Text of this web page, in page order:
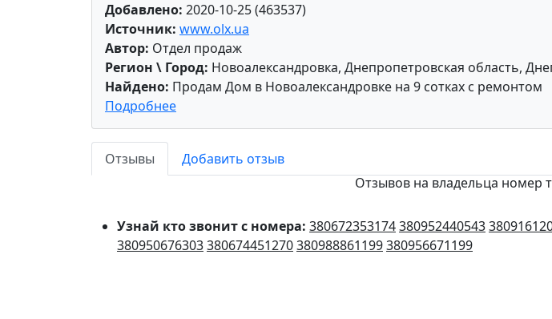
Добавлено: 2020-10-25 (463537)
Источник: www.olx.ua
Автор: Отдел продаж
Регион \ Город: Новоалександровка, Днепропетровская область,
Найдено: Продам Дом в Новоалександровке на 9 сотках с ремонтом
Подробнее
Отзывы
Добавить отзыв
Отзывов на владельца номер
Узнай кто звонит с номера: 380672353174380952440543
380950676303380674451270380988861199380956671199